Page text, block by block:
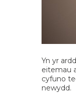
Yn yr
eitemau
cyfuno
newydd.